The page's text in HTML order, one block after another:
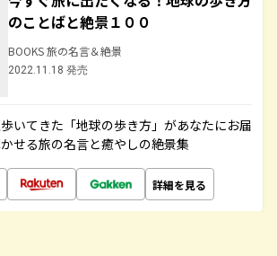
のことばと絶景１００
BOOKS 旅の名言＆絶景
2022.11.18 発売
いてきた「地球の歩き方」があなたにお届
せる旅の名言と癒やしの絶景集
詳細を見る